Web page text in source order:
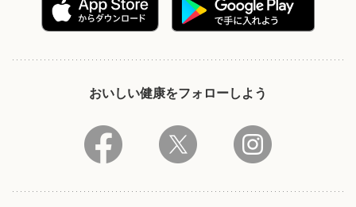
おいしい健康をフォローしよう